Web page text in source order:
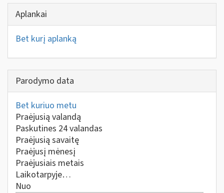
Aplankai
Bet kurį aplanką
Parodymo data
Bet kuriuo metu
Praėjusią valandą
Paskutines 24 valandas
Praėjusią savaitę
Praėjusį mėnesį
Praėjusiais metais
Laikotarpyje…
Nuo